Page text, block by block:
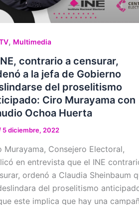
, Multimedia
contrario a censurar,
a la jefa de Gobierno
del proselitismo
Ciro Murayama con
Ochoa Huerta
5 diciembre, 2022
Murayama, Consejero Electoral,
en entrevista que el INE
ordenó a Claudia Sheinbaum
del proselitismo
este implica que hay una